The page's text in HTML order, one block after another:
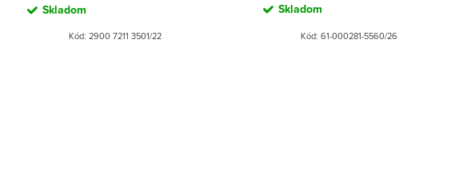
Skladom
Kód: 2900 7211 3501/22
Skladom
Kód: 61-000281-5560/26